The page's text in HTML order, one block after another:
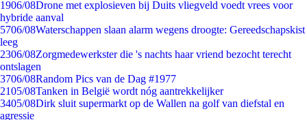
1906/08Drone met explosieven bij Duits vliegveld voedt vrees voor
hybride aanval
5706/08Waterschappen slaan alarm wegens droogte: Gereedschapskist
leeg
2306/08Zorgmedewerkster die 's nachts haar vriend bezocht terecht
ontslagen
3706/08Random Pics van de Dag #1977
2105/08Tanken in België wordt nóg aantrekkelijker
3405/08Dirk sluit supermarkt op de Wallen na golf van diefstal en
agressie